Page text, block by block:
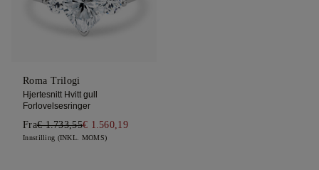
Roma Trilogi
Hjertesnitt Hvitt gull
Forlovelsesringer
Fra€ 1.733,55€ 1.560,19
Innstilling (INKL. MOMS)